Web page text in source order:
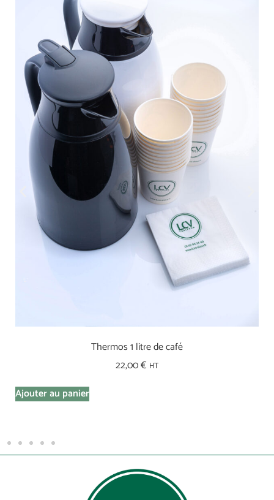
Thermos 1 litre de café
22,00€ HT
Ajouter au panier